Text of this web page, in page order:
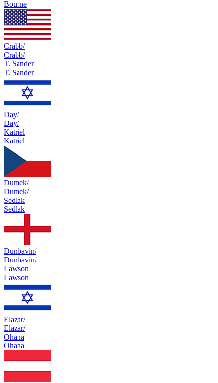
Bourne
Crabb/
Crabb/
T. Sander
T. Sander
Day/
Day/
Katriel
Katriel
Dumek/
Dumek/
Sedlak
Sedlak
Dunbavin/
Dunbavin/
Lawson
Lawson
Elazar/
Elazar/
Ohana
Ohana